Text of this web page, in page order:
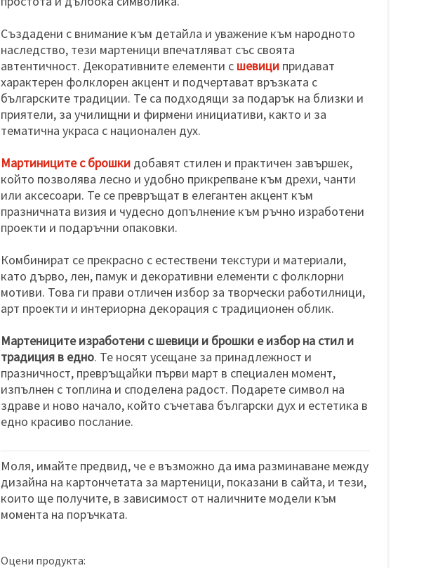
Създадени с внимание към детайла и уважение към народното
наследство, тези мартеници впечатляват със своята
автентичност. Декоративните елементи с шевици придават
характерен фолклорен акцент и подчертават връзката с
българските традиции. Те са подходящи за подарък на близки и
приятели, за училищни и фирмени инициативи, както и за
тематична украса с национален дух.
Мартиниците с брошки добавят стилен и практичен завършек,
който позволява лесно и удобно прикрепване към дрехи, чанти
или аксесоари. Те се превръщат в елегантен акцент към
празничната визия и чудесно допълнение към ръчно изработени
проекти и подаръчни опаковки.
Комбинират се прекрасно с естествени текстури и материали,
като дърво, лен, памук и декоративни елементи с фолклорни
мотиви. Това ги прави отличен избор за творчески работилници,
арт проекти и интериорна декорация с традиционен облик.
Мартениците изработени с шевици и брошки е избор на стил и
традиция в едно. Те носят усещане за принадлежност и
празничност, превръщайки първи март в специален момент,
изпълнен с топлина и споделена радост. Подарете символ на
здраве и ново начало, който съчетава български дух и естетика в
едно красиво послание.
Моля, имайте предвид, че е възможно да има разминаване между
дизайна на картончетата за мартеници, показани в сайта, и тези,
които ще получите, в зависимост от наличните модели към
момента на поръчката.
Оцени продукта: